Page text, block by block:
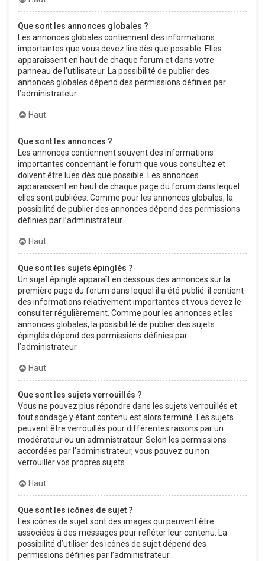
Que sont les annonces globales ?
Les annonces globales contiennent des informations
importantes que vous devez lire dès que possible. Elles
apparaissent en haut de chaque forum et dans votre
panneau de l’utilisateur. La possibilité de publier des
annonces globales dépend des permissions définies par
l’administrateur.
Haut
Que sont les annonces ?
Les annonces contiennent souvent des informations
importantes concernant le forum que vous consultez et
doivent être lues dès que possible. Les annonces
apparaissent en haut de chaque page du forum dans lequel
elles sont publiées. Comme pour les annonces globales, la
possibilité de publier des annonces dépend des permissions
définies par l’administrateur.
Haut
Que sont les sujets épinglés ?
Un sujet épinglé apparaît en dessous des annonces sur la
première page du forum dans lequel il a été publié. il contient
des informations relativement importantes et vous devez le
consulter régulièrement. Comme pour les annonces et les
annonces globales, la possibilité de publier des sujets
épinglés dépend des permissions définies par
l’administrateur.
Haut
Que sont les sujets verrouillés ?
Vous ne pouvez plus répondre dans les sujets verrouillés et
tout sondage y étant contenu est alors terminé. Les sujets
peuvent être verrouillés pour différentes raisons par un
modérateur ou un administrateur. Selon les permissions
accordées par l’administrateur, vous pouvez ou non
verrouiller vos propres sujets.
Haut
Que sont les icônes de sujet ?
Les icônes de sujet sont des images qui peuvent être
associées à des messages pour refléter leur contenu. La
possibilité d’utiliser des icônes de sujet dépend des
permissions définies par l’administrateur.